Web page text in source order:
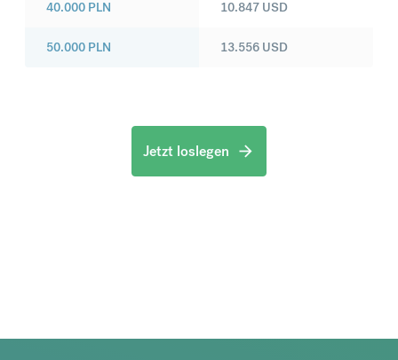
40.000 PLN
50.000 PLN
10.847 USD
13.556 USD
Jetzt loslegen